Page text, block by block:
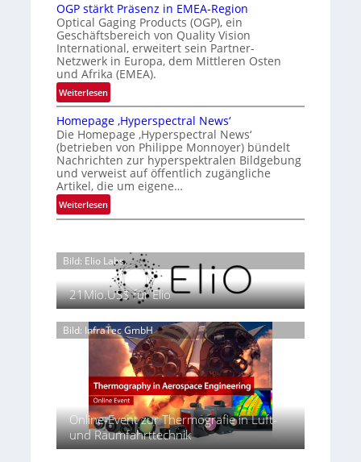
u
n
g
e
K
o
n
o
l
l
e
o
n
a
V
i
s
i
o
n
N
i
h
0
2
6
l
a
n
d
o
e
t
e
i
l
i
g
t
c
h
a
n
e
a
c
t
s
S
OGP stärkt Präsenz in EMEA-Region
Optical Gaging Products (OGP), ein
Geschäftsbereich von Quality Vision
International, erweitert sein Partner-
Netzwerk in Europa, dem Mittleren Osten
und Afrika (EMEA).
Weiterlesen:
O
G
P
s
t
ä
r
k
r
ä
s
e
n
z
E
M
E
A
-
Homepage ‚Hyperspectral News‘
Die Homepage ‚Hyperspectral News‘
(betrieben von Philippe Monnoyer) bündelt
Nachrichten zur hyperspektralen Bildgebung
und verweist auf öffentlich zugängliche
Artikel, die um eigene…
Weiterlesen:
H
m
e
p
a
g
e
‚
p
e
r
s
p
Bild: Elio Labs.
21Mio.US$ für Elio
Bild: InfraTec GmbH
Online-Event zur Thermografie in Luft-
und Raumfahrttechnik